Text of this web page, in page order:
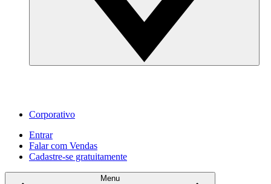
Corporativo
Entrar
Falar com Vendas
Cadastre‐se gratuitamente
Menu